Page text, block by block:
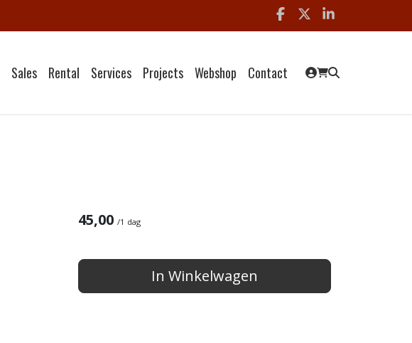
Facebook
x linkedin
Sales Rental Services Projects Webshop Contact
45,00 /1 dag
In Winkelwagen